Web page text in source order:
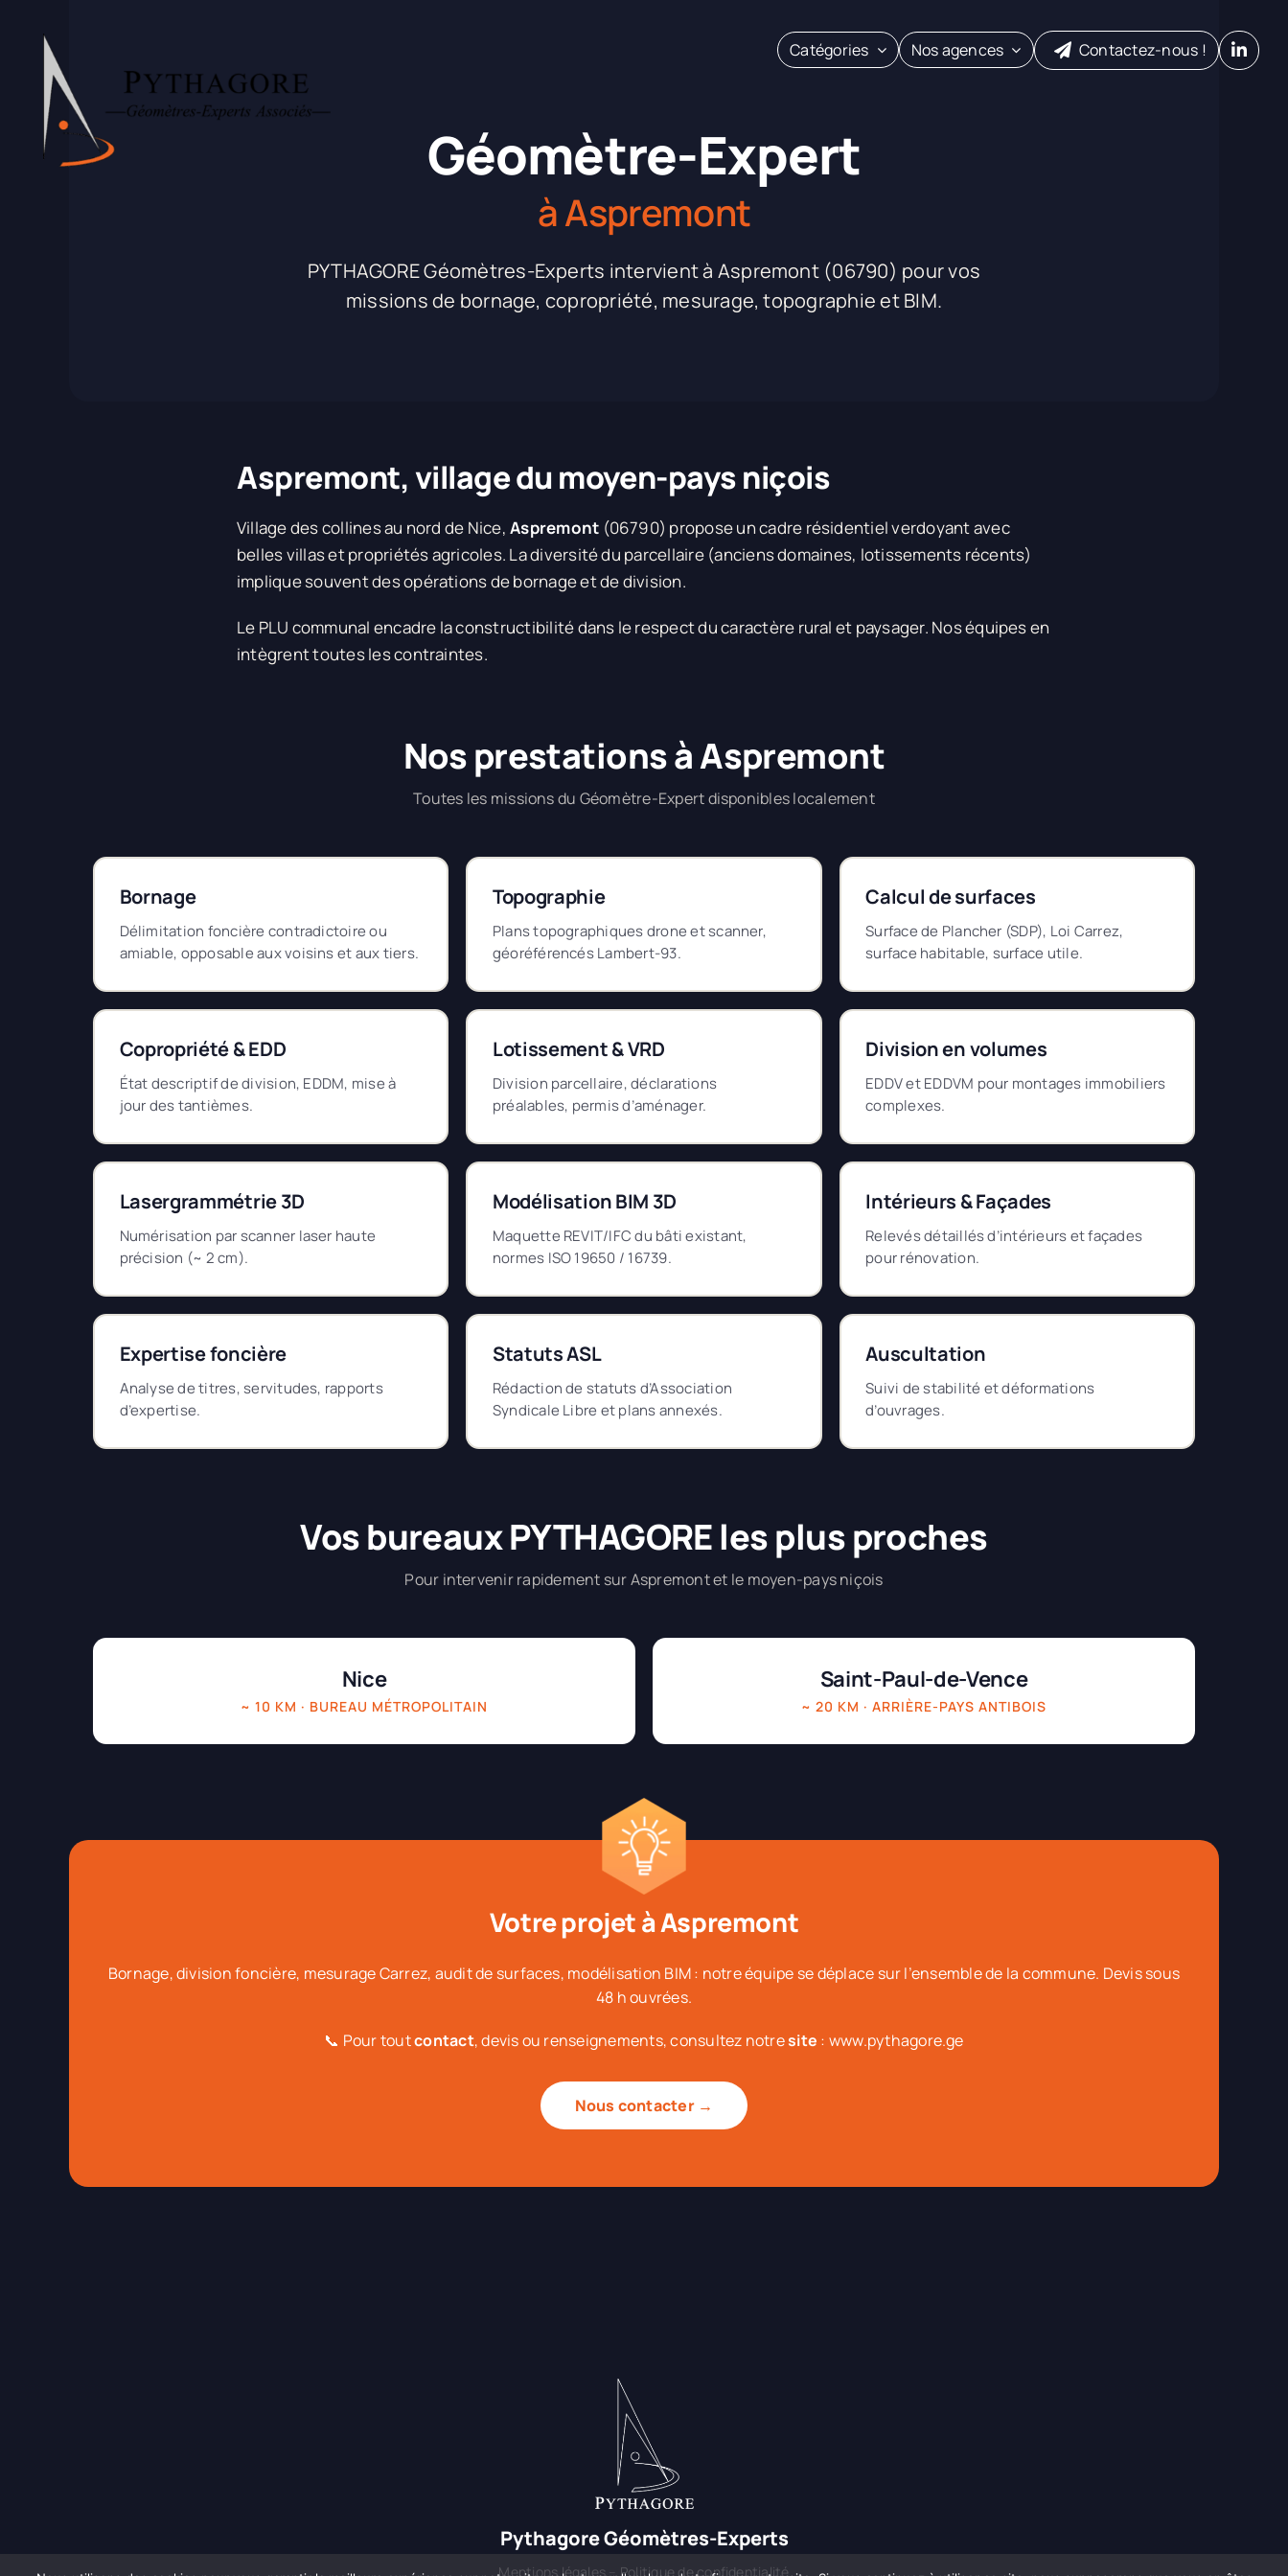
contenu
Catégories Nos agences Contactez-nous !
Géomètre-Expert
à Aspremont
PYTHAGORE Géomètres-Experts intervient à Aspremont (06790) pour vos
missions de bornage, copropriété, mesurage, topographie et BIM.
Aspremont, village du moyen-pays niçois
Village des collines au nord de Nice,Aspremont (06790) propose un cadre résidentiel verdoyant avec
belles villas et propriétés agricoles. La diversité du parcellaire (anciens domaines, lotissements récents)
implique souvent des opérations de bornage et de division.
Le PLU communal encadre la constructibilité dans le respect du caractère rural et paysager. Nos équipes en
intègrent toutes les contraintes.
Nos prestations à Aspremont
Toutes les missions du Géomètre-Expert disponibles localement
Bornage
Délimitation foncière contradictoire ou
amiable, opposable aux voisins et aux tiers.
Topographie
Plans topographiques drone et scanner,
géoréférencés Lambert-93.
Calcul de surfaces
Surface de Plancher (SDP), Loi Carrez,
surface habitable, surface utile.
Copropriété & EDD
État descriptif de division, EDDM, mise à
jour des tantièmes.
Lotissement & VRD
Division parcellaire, déclarations
préalables, permis d’aménager.
Division en volumes
EDDV et EDDVM pour montages immobiliers
complexes.
Lasergrammétrie 3D
Numérisation par scanner laser haute
précision (~ 2 cm).
Modélisation BIM 3D
Maquette REVIT/IFC du bâti existant,
normes ISO 19650 / 16739.
Intérieurs & Façades
Relevés détaillés d’intérieurs et façades
pour rénovation.
Expertise foncière
Analyse de titres, servitudes, rapports
d’expertise.
Statuts ASL
Rédaction de statuts d’Association
Syndicale Libre et plans annexés.
Auscultation
Suivi de stabilité et déformations
d’ouvrages.
Vos bureaux PYTHAGORE les plus proches
Pour intervenir rapidement sur Aspremont et le moyen-pays niçois
Nice
~ 10 KM · BUREAU MÉTROPOLITAIN
Saint-Paul-de-Vence
~ 20 KM · ARRIÈRE-PAYS ANTIBOIS
Votre projet à Aspremont
Bornage, division foncière, mesurage Carrez, audit de surfaces, modélisation BIM : notre équipe se déplace sur l’ensemble de la commune. Devis sous
48 h ouvrées.
📞 Pour toutcontact, devis ou renseignements, consultez notresite : www.pythagore.ge
Nous contacter →
Pythagore Géomètres-Experts
Mentions légales – Politique de confidentialité